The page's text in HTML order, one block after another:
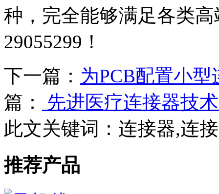
种，完全能够满足各类
29055299！
下一篇： 为PCB配置小
篇：
先进医疗连接器技
此文关键词： 连接器,连
推荐产品